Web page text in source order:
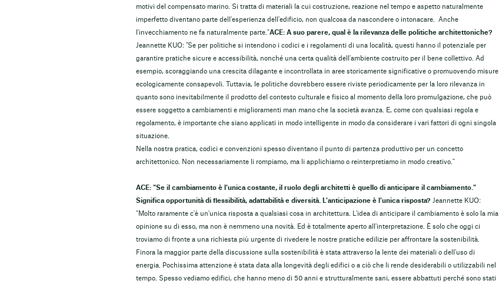
motivi del compensato marino. Si tratta di materiali la cui costruzione, reazione nel tempo e aspetto naturalmente
imperfetto diventano parte dell'esperienza dell'edificio, non qualcosa da nascondere o intonacare. Anche
l'invecchiamento ne fa naturalmente parte."ACE: A suo parere, qual è la rilevanza delle politiche architettoniche?
Jeannette KUO: "Se per politiche si intendono i codici e i regolamenti di una località, questi hanno il potenziale per
garantire pratiche sicure e accessibilità, nonché una certa qualità dell'ambiente costruito per il bene collettivo. Ad
esempio, scoraggiando una crescita dilagante e incontrollata in aree storicamente significative o promuovendo misure
ecologicamente consapevoli. Tuttavia, le politiche dovrebbero essere riviste periodicamente per la loro rilevanza in
quanto sono inevitabilmente il prodotto del contesto culturale e fisico al momento della loro promulgazione, che può
essere soggetto a cambiamenti e miglioramenti man mano che la società avanza. E, come con qualsiasi regola e
regolamento, è importante che siano applicati in modo intelligente in modo da considerare i vari fattori di ogni singola
situazione.
Nella nostra pratica, codici e convenzioni spesso diventano il punto di partenza produttivo per un concetto
architettonico. Non necessariamente li rompiamo, ma li applichiamo o reinterpretiamo in modo creativo."
ACE: "Se il cambiamento è l'unica costante, il ruolo degli architetti è quello di anticipare il cambiamento."
Significa opportunità di flessibilità, adattabilità e diversità. L'anticipazione è l'unica risposta? Jeannette KUO:
"Molto raramente c'è un'unica risposta a qualsiasi cosa in architettura. L'idea di anticipare il cambiamento è solo la mia
opinione su di esso, ma non è nemmeno una novità. Ed è totalmente aperto all'interpretazione. È solo che oggi ci
troviamo di fronte a una richiesta più urgente di rivedere le nostre pratiche edilizie per affrontare la sostenibilità.
Finora la maggior parte della discussione sulla sostenibilità è stata attraverso la lente dei materiali o dell'uso di
energia. Pochissima attenzione è stata data alla longevità degli edifici o a ciò che li rende desiderabili o utilizzabili nel
tempo. Spesso vediamo edifici, che hanno meno di 50 anni e strutturalmente sani, essere abbattuti perché sono stati